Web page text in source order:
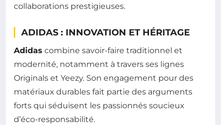
collaborations prestigieuses.
ADIDAS : INNOVATION ET HÉRITAGE
Adidas combine savoir-faire traditionnel et
modernité, notamment à travers ses lignes
Originals et Yeezy. Son engagement pour des
matériaux durables fait partie des arguments
forts qui séduisent les passionnés soucieux
d’éco-responsabilité.